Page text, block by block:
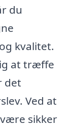
du
kvalitet.
at træffe
det
Ved at
sikker